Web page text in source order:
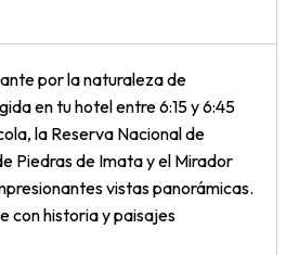
por la naturaleza de
en tu hotel entre 6:15 y 6:45
la Reserva Nacional de
Piedras de Imata y el Mirador
vistas panorámicas.
con historia y paisajes